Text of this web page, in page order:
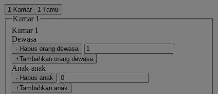
1 Kamar - 1 Tamu
Kamar 1
Kamar 1
Dewasa
- Hapus orang dewasa
+Tambahkan orang dewasa
Anak-anak
- Hapus anak
+Tambahkan anak